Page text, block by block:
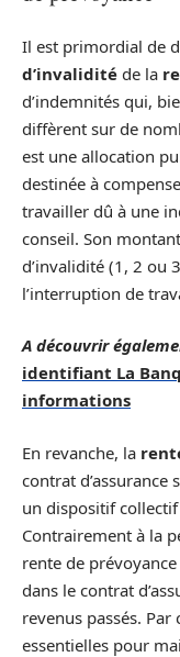
Il est primordial de
d’invalidité de la
d’indemnités qui,
diffèrent sur de
est une allocation
destinée à
travailler dû à une
conseil. Son
d’invalidité (1, 2 ou
l’interruption de
A découvrir
identifiant La
informations
En revanche, la
contrat
un dispositif collectif
Contrairement à la
rente de
dans le contrat
revenus passés.
essentielles pour